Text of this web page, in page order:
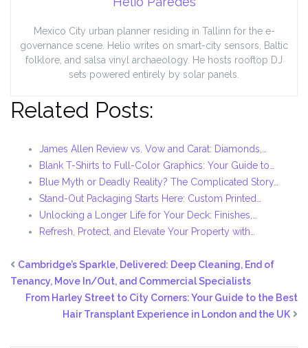
Mexico City urban planner residing in Tallinn for the e-
governance scene. Helio writes on smart-city sensors, Baltic
folklore, and salsa vinyl archaeology. He hosts rooftop DJ
sets powered entirely by solar panels.
Related Posts:
James Allen Review vs. Vow and Carat: Diamonds,…
Blank T-Shirts to Full-Color Graphics: Your Guide to…
Blue Myth or Deadly Reality? The Complicated Story…
Stand-Out Packaging Starts Here: Custom Printed…
Unlocking a Longer Life for Your Deck: Finishes,…
Refresh, Protect, and Elevate Your Property with…
Cambridge’s Sparkle, Delivered: Deep Cleaning, End of
Tenancy, Move In/Out, and Commercial Specialists
From Harley Street to City Corners: Your Guide to the Best
Hair Transplant Experience in London and the UK